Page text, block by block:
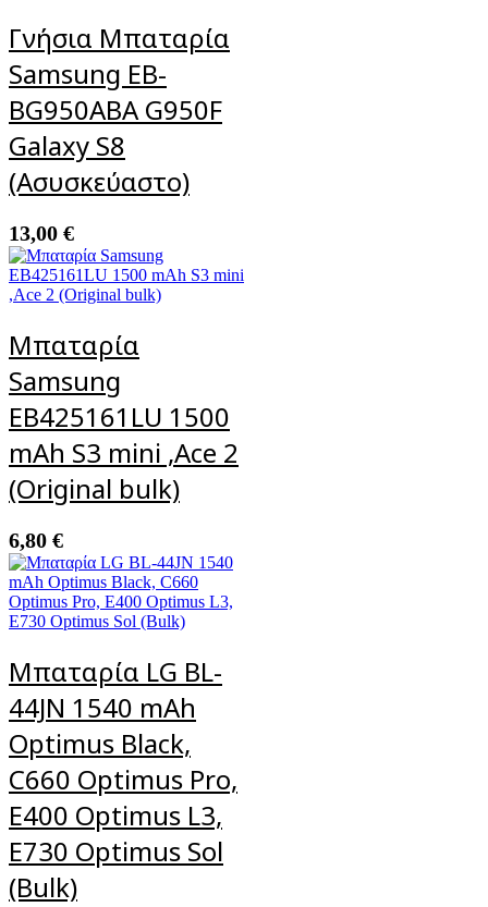
Γνήσια Μπαταρία
Samsung EB-
BG950ABA G950F
Galaxy S8
(Ασυσκεύαστο)
13,00 €
Μπαταρία
Samsung
EB425161LU 1500
mAh S3 mini ,Ace 2
(Original bulk)
6,80 €
Μπαταρία LG BL-
44JN 1540 mAh
Optimus Black,
C660 Optimus Pro,
E400 Optimus L3,
E730 Optimus Sol
(Bulk)